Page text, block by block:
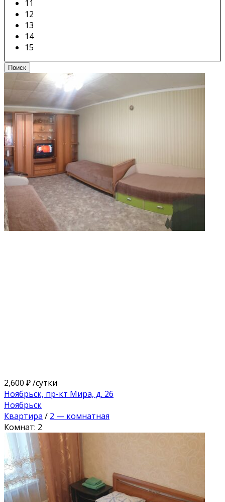
11
12
13
14
15
2,600 ₽/сутки
Ноябрьск, пр-кт Мира, д. 26
Ноябрьск
Квартира / 2 — комнатная
Комнат: 2